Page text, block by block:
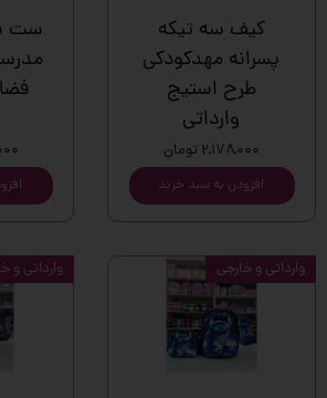
کیف سه تیکه
پسرانه مهدکودکی
طرح استیج
وارداتی
۲,۱۷۸,۰۰۰ تومان
افزودن به سبد خرید
ست
وارداتی و خارجی وارداتی و